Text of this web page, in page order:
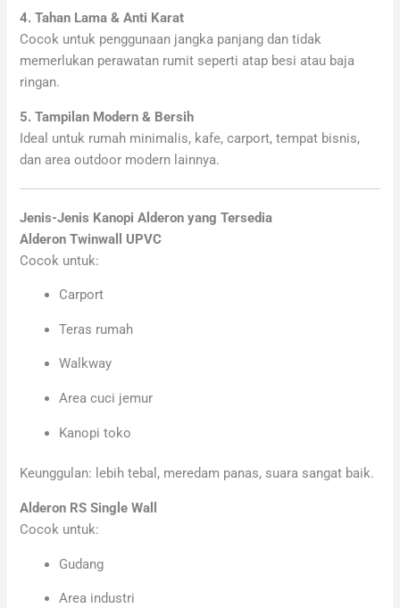
4. Tahan Lama & Anti Karat
Cocok untuk penggunaan jangka panjang dan tidak
memerlukan perawatan rumit seperti atap besi atau baja
ringan.
5. Tampilan Modern & Bersih
Ideal untuk rumah minimalis, kafe, carport, tempat bisnis,
dan area outdoor modern lainnya.
Jenis-Jenis Kanopi Alderon yang Tersedia
Alderon Twinwall UPVC
Cocok untuk:
Carport
Teras rumah
Walkway
Area cuci jemur
Kanopi toko
Keunggulan: lebih tebal, meredam panas, suara sangat baik.
Alderon RS Single Wall
Cocok untuk:
Gudang
Area industri